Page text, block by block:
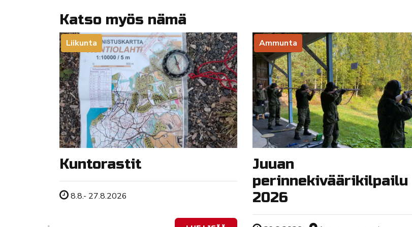
Katso myös nämä
Liikunta
Kuntorastit
Tapahtuman ajankohta
8.8.- 27.8.2026
Ammunta
Juuan
perinnekiväärikilpailu
2026